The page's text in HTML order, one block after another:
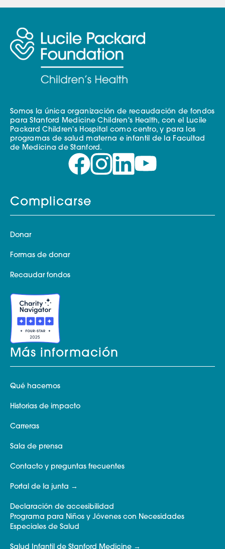
Somos la única organización de recaudación de fondos
para Stanford Medicine Children's Health, con el Lucile
Packard Children's Hospital como centro, y para los
programas de salud materna e infantil de la Facultad
de Medicina de Stanford.
Complicarse
Donar
Formas de donar
Recaudar fondos
Más información
Qué hacemos
Historias de impacto
Carreras
Sala de prensa
Contacto y preguntas frecuentes
Portal de la junta
Declaración de accesibilidad
Programa para Niños y Jóvenes con Necesidades
Especiales de Salud
Salud Infantil de Stanford Medicine